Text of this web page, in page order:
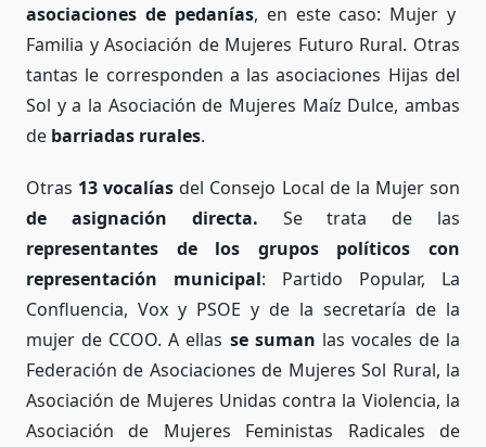
asociaciones de pedanías, en este caso: Mujer y
Familia y Asociación de Mujeres Futuro Rural. Otras
tantas le corresponden a las asociaciones Hijas del
Sol y a la Asociación de Mujeres Maíz Dulce, ambas
de barriadas rurales.
Otras 13 vocalías del Consejo Local de la Mujer son
de asignación directa. Se trata de las
representantes de los grupos políticos con
representación municipal: Partido Popular, La
Confluencia, Vox y PSOE y de la secretaría de la
mujer de CCOO. A ellas se suman las vocales de la
Federación de Asociaciones de Mujeres Sol Rural, la
Asociación de Mujeres Unidas contra la Violencia, la
Asociación de Mujeres Feministas Radicales de